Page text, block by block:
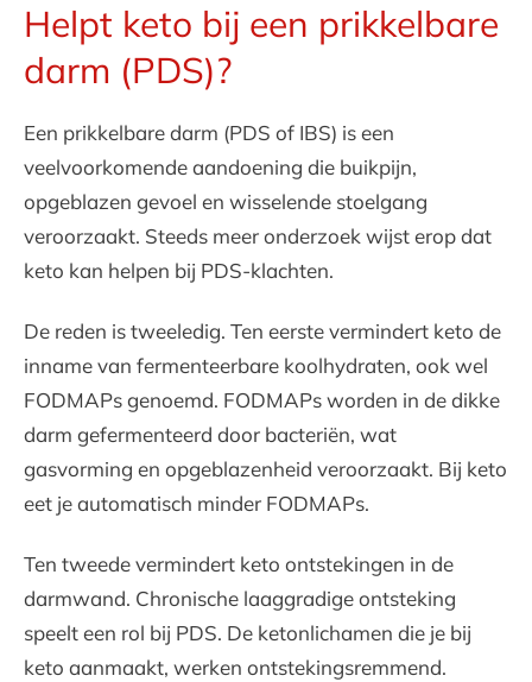
Helpt keto bij een prikkelbare
darm (PDS)?
Een prikkelbare darm (PDS of IBS) is een
veelvoorkomende aandoening die buikpijn,
opgeblazen gevoel en wisselende stoelgang
veroorzaakt. Steeds meer onderzoek wijst erop dat
keto kan helpen bij PDS-klachten.
De reden is tweeledig. Ten eerste vermindert keto de
inname van fermenteerbare koolhydraten, ook wel
FODMAPs genoemd. FODMAPs worden in de dikke
darm gefermenteerd door bacteriën, wat
gasvorming en opgeblazenheid veroorzaakt. Bij keto
eet je automatisch minder FODMAPs.
Ten tweede vermindert keto ontstekingen in de
darmwand. Chronische laaggradige ontsteking
speelt een rol bij PDS. De ketonlichamen die je bij
keto aanmaakt, werken ontstekingsremmend.